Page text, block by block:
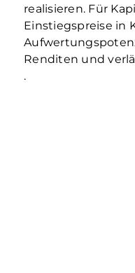
realisieren. Für
Einstiegspreise in
Renditen und
.